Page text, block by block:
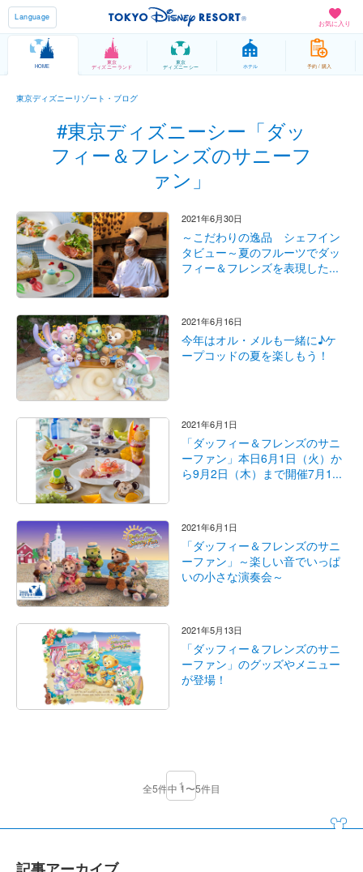
お気に入り
Language
HOME
東京
ディズニーランド
東京
ディズニーシー ホテル 予約 / 購入
東京ディズニーリゾート・ブログ
#東京ディズニーシー「ダッ
フィー＆フレンズのサニーフ
ァン」
2021年6月30日
～こだわりの逸品 シェフイン
タビュー～夏のフルーツでダッ
フィー＆フレンズを表現した...
2021年6月16日
今年はオル・メルも一緒に♪ケ
ープコッドの夏を楽しもう！
2021年6月1日
「ダッフィー＆フレンズのサニ
ーファン」本日6月1日（火）か
ら9月2日（木）まで開催7月1...
2021年6月1日
「ダッフィー＆フレンズのサニ
ーファン」～楽しい音でいっぱ
いの小さな演奏会～
2021年5月13日
「ダッフィー＆フレンズのサニ
ーファン」のグッズやメニュー
が登場！
1
全5件中 1〜5件目